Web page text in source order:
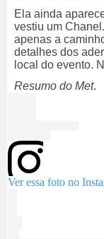
Ela ainda
vestiu um
apenas a
detalhes dos
local do evento.
Resumo do Met.
Ver essa foto no